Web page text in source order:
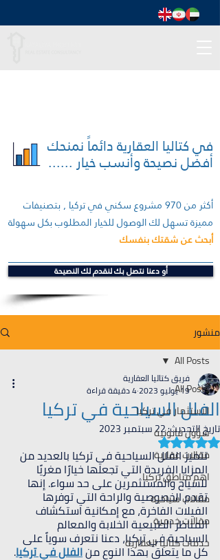
في كتاليا العقارية دائماً نمنحك
أفضل نصيحة وأنسب خيار ......
أكثر من 970 مشروع سكني في تركيا , بتصنيفات
مميزة تسهل لك الوصول للخيار المطلوب بكل سهولة
أبحث عن شقتك بنفسك
أو دعنا نتصل بك لنقدم لك النصيحة
منشور
All Posts
الاستثمار في تركيا
شؤون قانونية
مقالات عقارية
اهم مناطق تركيا
مقالات سياحية
مقالات خدمية
خدمات كتاليا العقارية
All Posts
الفلل السياحية في تركيا
فريق كتاليا العقارية
19 يوليو 2023 4 دقيقة قراءة
تاريخ التحديث:22 سبتمبر 2023
تم التقييم بـ ليس رقمًا من أصل 5 نجوم.
تتميز الفلل السياحية في تركيا بالعديد من
المزايا الفريدة التي تجعلها خيارًا مغريًا
للسياح والمستثمرين على حد سواء. إنها
تقدم الخصوصية والراحة التي توفرها
الفيلات الفاخرة، مع إمكانية استكشاف
المناظر الطبيعية الخلابة والمعالم
السياحية في تركيا، دعنا نتعرف سوياً على
كل ما يتعلق بهذا النوع من الفلل في تركيا.